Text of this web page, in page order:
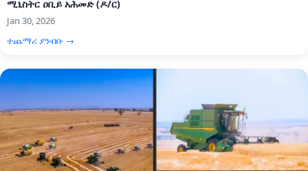
ሚኒስትር ዐቢይ አሕመድ (ዶ/ር)
Jan 30, 2026
ተጨማሪ ያንብቡ →